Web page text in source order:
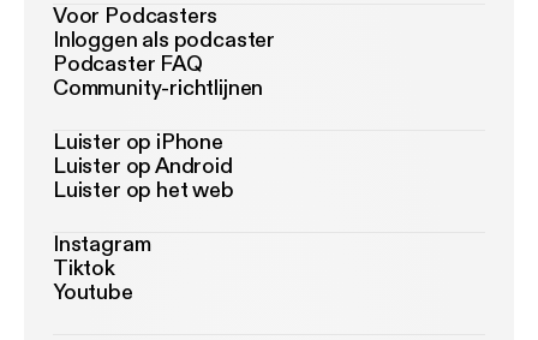
Voor Podcasters
Inloggen als podcaster
Podcaster FAQ
Community-richtlijnen
Luister op iPhone
Luister op Android
Luister op het web
Instagram
Tiktok
Youtube